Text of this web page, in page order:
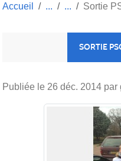
Accueil Sortie
SORTIE
Publiée le 26 déc. 2014 par